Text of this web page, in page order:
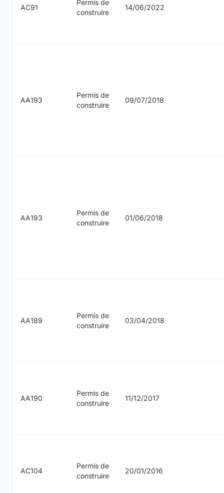
AC91
Permis de
construire
14/06/2022
AA193
Permis de
construire
09/07/2018
AA193
Permis de
construire
01/06/2018
AA189
Permis de
construire
03/04/2018
AA190
Permis de
construire
11/12/2017
AC104
Permis de
construire
20/01/2016